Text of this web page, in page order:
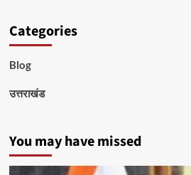
Categories
Blog
उत्तराखंड
You may have missed